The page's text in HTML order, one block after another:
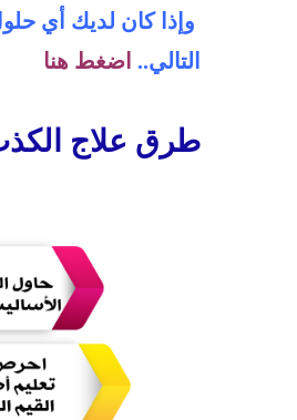
وإذا كان لديك أي
التالي.. اضغط هنا
طرق علاج